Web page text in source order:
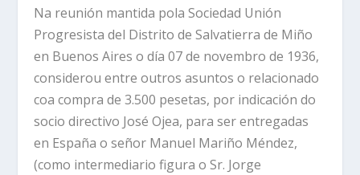
Na reunión mantida pola Sociedad Unión
Progresista del Distrito de Salvatierra de Miño
en Buenos Aires o día 07 de novembro de 1936,
considerou entre outros asuntos o relacionado
coa compra de 3.500 pesetas, por indicación do
socio directivo José Ojea, para ser entregadas
en España o señor Manuel Mariño Méndez,
(como intermediario figura o Sr. Jorge